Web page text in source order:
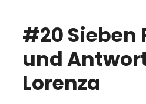
#20 Sieben
und
Lorenza